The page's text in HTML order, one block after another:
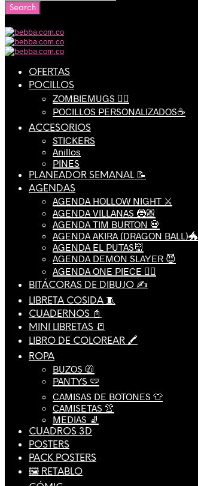
OFERTAS
POCILLOS
ZOMBIEMUGS 🧟‍♂️
POCILLOS PERSONALIZADOS☕️
ACCESORIOS
STICKERS
Anillos
PINES
PLANEADOR SEMANAL 📝
AGENDAS
AGENDA HOLLOW NIGHT ⚔️
AGENDA VILLANAS 🦹🏼
AGENDA TIM BURTON 💀
AGENDA AKIRA (DRAGON BALL)🐲
AGENDA EL PUTAS👹
AGENDA DEMON SLAYER 😈
AGENDA ONE PIECE 🏴‍☠️
BITÁCORAS DE DIBUJO ✍️
LIBRETA COSIDA 🧵
CUADERNOS 📓
MINI LIBRETAS 📒
LIBRO DE COLOREAR 🖍️
ROPA
BUZOS 🧥
PANTYS 🩲
CAMISAS DE BOTONES 👕
CAMISETAS 👚
MEDIAS 🧦
CUADROS 3D
POSTERS
PACK POSTERS
🖼️ RETABLO